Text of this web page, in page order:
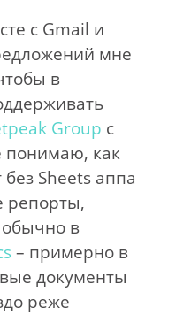
с Gmail и
мне
в
Group с
понимаю, как
Sheets аппа
репорты,
в
– примерно в
документы
реже